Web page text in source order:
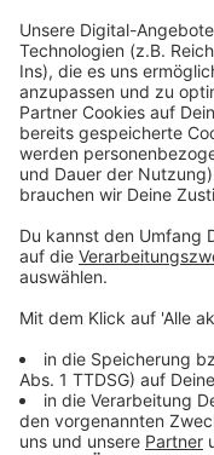
Anzeige
Amazon nutzt
Tagen für manche
die symbolisieren
wenige Stunden so
sie laut Tryba dann
auftauchen.
Schnäppchenjäger
unüberlegt bei dem
zuzuschlagen, das
Male bei Amazon